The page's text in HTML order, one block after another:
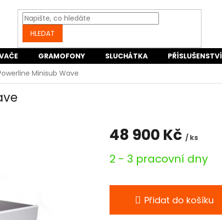
HLEDAT
GRAMOFONY SLUCHÁTKA PŘÍSLUŠENSTVÍ
Minisub Wave
48 900 Kč / ks
cena:
2 - 3 pracovní dny
Přidat do košíku